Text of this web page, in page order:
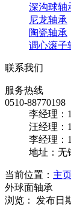
深沟球轴
尼龙轴承
陶瓷轴承
调心滚子
联系我们
服务热线
0510-88770198
李经理：
汪经理：
李经理：
地址：无
当前位置： 主
外球面轴承
浏览：
发布日